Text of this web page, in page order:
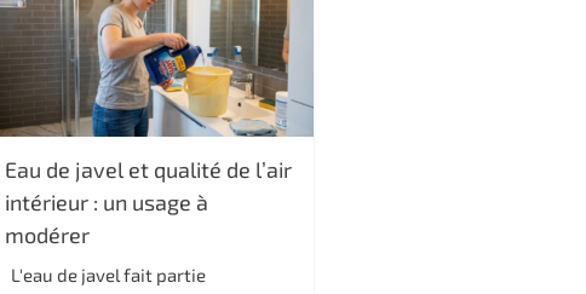
Eau de javel et qualité de l’air
intérieur : un usage à
modérer
L'eau de javel fait partie